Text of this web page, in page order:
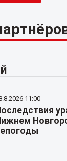
11:00